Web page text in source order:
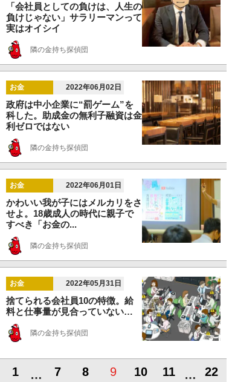
「会社員としての負けは、人生の
負けじゃない」サラリーマンって
実はオイシイ
隣の金持ち探偵団
お金 2022年06月02日
政府は中小企業に“罰ゲーム”を
科した。助成金の無利子融資は金
利ゼロではない
隣の金持ち探偵団
お金 2022年06月01日
かわいい我が子にはメルカリをさ
せよ。18歳成人の時代に親子で
すべき「お金の...
隣の金持ち探偵団
お金 2022年05月31日
捨てられる会社員10の特徴。給
料と仕事量が見合っていない…
隣の金持ち探偵団
1 … 7 8 9 10 11 … 22